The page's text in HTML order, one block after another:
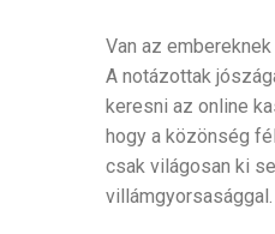
Van az
A notázottak
keresni az online
hogy a közönség
csak világosan ki
villámgyorsasággal.